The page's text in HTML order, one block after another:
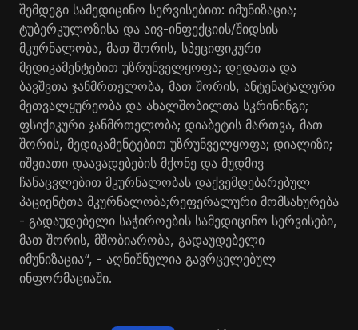
შემდეგი სამედიცინო სერვისებით: იმუნიზაცია;
ტუბერკულოზისა და აივ-ინფექციის/შიდსის
მკურნალობა, მათ შორის, სპეციფიკური
მედიკამენტებით უზრუნველყოფა; დედათა და
ბავშვთა ჯანმრთელობა, მათ შორის, ანტენატალური
მეთვალყურეობა და ახალშობილთა სკრინინგი;
ფსიქიკური ჯანმრთელობა; დიაბეტის მართვა, მათ
შორის, მედიკამენტებით უზრუნველყოფა; დიალიზი;
იშვიათი დაავადებების მქონე და მუდმივ
ჩანაცვლებით მკურნალობას დაქვემდებარებულ
პაციენტთა მკურნალობა;რეფერალური მომსახურება
- გადაუდებელი საჭიროების სამედიცინო სერვისები,
მათ შორის, მშობიარობა, გადაუდებელი
იმუნიზაცია“, - აღნიშნულია გავრცელებულ
ინფორმაციაში.